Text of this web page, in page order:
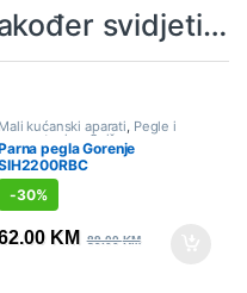
svidjeti…
Mali kućanski aparati, Pegle i
stanice ,Sniženo
pegla Gorenje
-30%
KM 89.00KM